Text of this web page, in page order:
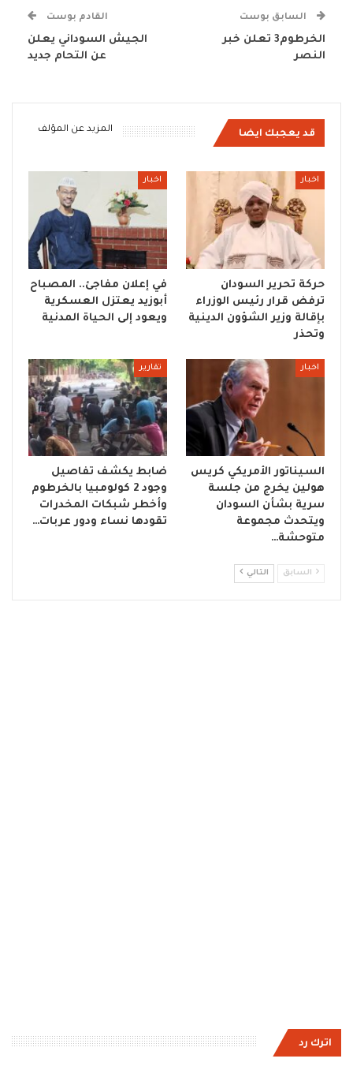
السابق بوست
الخرطوم3 تعلن خبر
النصر
القادم بوست
الجيش السوداني يعلن
عن التحام جديد
قد يعجبك ايضا المزيد عن المؤلف
اخبار
حركة تحرير السودان
ترفض قرار رئيس الوزراء
بإقالة وزير الشؤون الدينية
وتحذر
اخبار
في إعلان مفاجئ.. المصباح
أبوزيد يعتزل العسكرية
ويعود إلى الحياة المدنية
اخبار
السيناتور الأمريكي كريس
هولين يخرج من جلسة
سرية بشأن السودان
ويتحدث مجموعة
متوحشة…
تقارير
ضابط يكشف تفاصيل
وجود 2 كولومبيا بالخرطوم
وأخطر شبكات المخدرات
تقودها نساء ودور عربات…
السابق التالي
اترك رد